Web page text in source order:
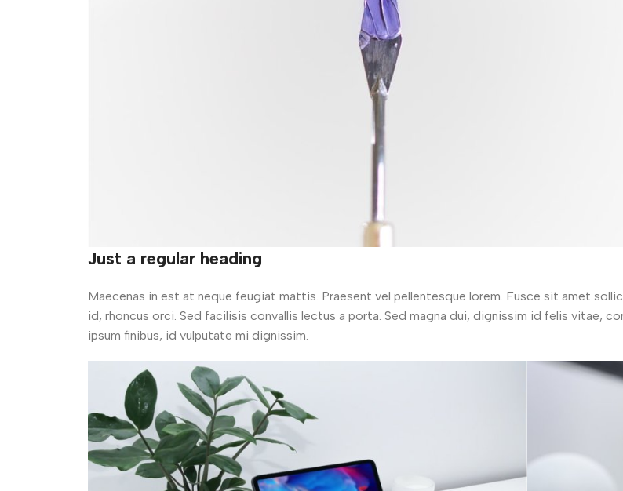
Just a regular heading
Maecenas in est at neque feugiat mattis. Praesent vel pellentesque lorem. Fusce sit amet
id, rhoncus orci. Sed facilisis convallis lectus a porta. Sed magna dui, dignissim id felis vitae,
ipsum finibus, id vulputate mi dignissim.